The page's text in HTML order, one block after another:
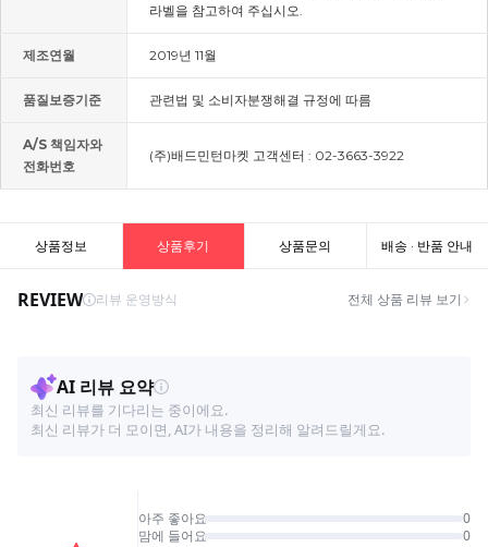
라벨을 참고하여 주십시오.
제조연월 2019년 11월
품질보증기준 관련법 및 소비자분쟁해결 규정에 따름
A/S 책임자와
전화번호
(주)배드민턴마켓 고객센터 : 02-3663-3922
상품정보 상품후기 상품문의 배송 · 반품 안내